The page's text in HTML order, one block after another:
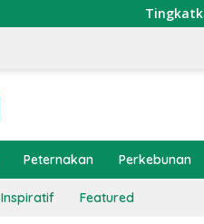
Tingkatkan Ekonomi
Peternakan Perkebunan
Inspiratif Featured